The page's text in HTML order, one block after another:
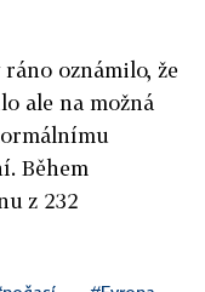
oznámilo, že
ale na možná
Během
z 232